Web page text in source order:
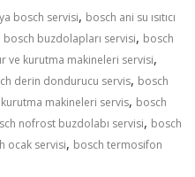
bosch servisi, bosch ani su ısıtıcı
bosch buzdolapları servisi, bosch
ve kurutma makineleri servisi,
derin dondurucu servis, bosch
makineleri servis, bosch
nofrost buzdolabı servisi, bosch
ocak servisi, bosch termosifon